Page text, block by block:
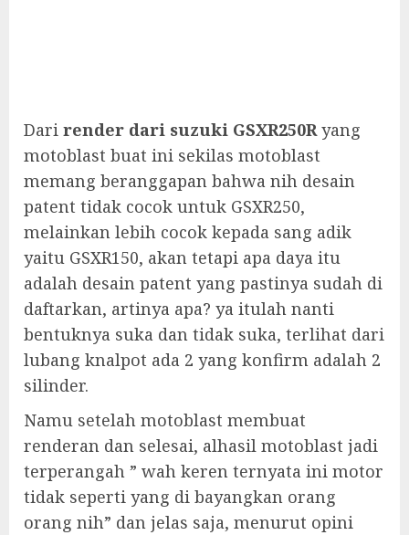
Dari render dari suzuki GSXR250R yang
motoblast buat ini sekilas motoblast
memang beranggapan bahwa nih desain
patent tidak cocok untuk GSXR250,
melainkan lebih cocok kepada sang adik
yaitu GSXR150, akan tetapi apa daya itu
adalah desain patent yang pastinya sudah di
daftarkan, artinya apa? ya itulah nanti
bentuknya suka dan tidak suka, terlihat dari
lubang knalpot ada 2 yang konfirm adalah 2
silinder.
Namu setelah motoblast membuat
renderan dan selesai, alhasil motoblast jadi
terperangah ” wah keren ternyata ini motor
tidak seperti yang di bayangkan orang
orang nih” dan jelas saja, menurut opini